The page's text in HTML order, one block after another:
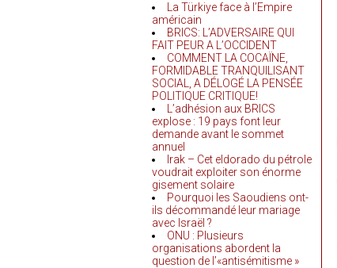
La Türkiye face à l’Empire
américain
BRICS: L’ADVERSAIRE QUI
FAIT PEUR A L’OCCIDENT
COMMENT LA COCAÏNE,
FORMIDABLE TRANQUILISANT
SOCIAL, A DÉLOGÉ LA PENSÉE
POLITIQUE CRITIQUE!
L’adhésion aux BRICS
explose : 19 pays font leur
demande avant le sommet
annuel
Irak – Cet eldorado du pétrole
voudrait exploiter son énorme
gisement solaire
Pourquoi les Saoudiens ont-
ils décommandé leur mariage
avec Israël ?
ONU : Plusieurs
organisations abordent la
question de l’«antisémitisme »